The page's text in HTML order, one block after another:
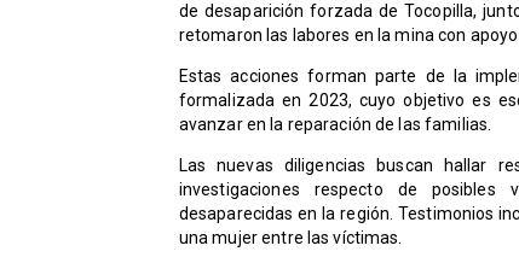
de desaparición forzada de Tocopilla,
retomaron las labores en la mina con
Estas acciones forman parte de la
formalizada en 2023, cuyo objetivo es
avanzar en la reparación de las familias.
Las nuevas diligencias buscan hallar
investigaciones respecto de posibles
desaparecidas en la región. Testimonios
una mujer entre las víctimas.